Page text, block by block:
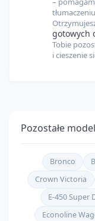
gotowych
Tobie
i cieszenie
Pozostałe
Bronco
Crown Victoria
E-450 Super
Econoline